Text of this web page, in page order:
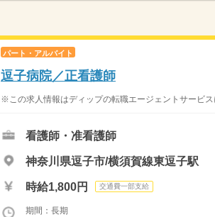
パート・アルバイト
逗子病院／正看護師
※この求人情報はディップの転職エージェントサー
看護師・准看護師
神奈川県逗子市/横須賀線東逗子駅
時給1,800円 交通費一部支給
期間：長期